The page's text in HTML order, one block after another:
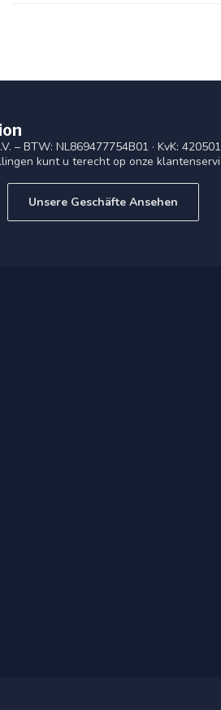
– BTW: NL869477754B01 · KvK:
kunt u terecht op onze
Unsere Geschäfte Ansehen